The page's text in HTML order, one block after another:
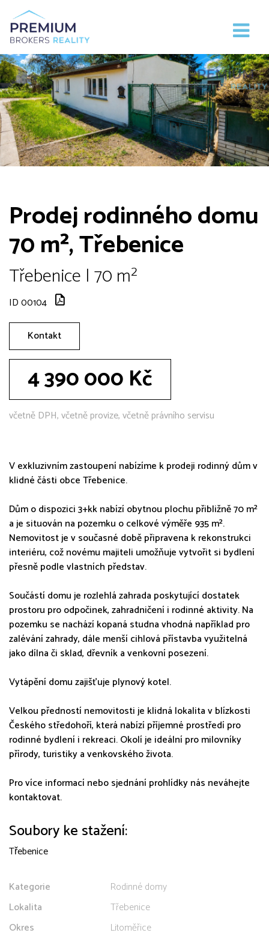
Prodej rodinného domu
70 m², Třebenice
Třebenice | 70 m²
ID 00104
Kontakt
4 390 000 Kč
včetně DPH, včetně provize, včetně právního servisu
V exkluzivním zastoupení nabízíme k prodeji rodinný dům v
klidné části obce Třebenice.
Dům o dispozici 3+kk nabízí obytnou plochu přibližně 70 m²
a je situován na pozemku o celkové výměře 935 m².
Nemovitost je v současné době připravena k rekonstrukci
interiéru, což novému majiteli umožňuje vytvořit si bydlení
přesně podle vlastních představ.
Součástí domu je rozlehlá zahrada poskytující dostatek
prostoru pro odpočinek, zahradničení i rodinné aktivity. Na
pozemku se nachází kopaná studna vhodná například pro
zalévání zahrady, dále menší cihlová přístavba využitelná
jako dílna či sklad, dřevník a venkovní posezení.
Vytápění domu zajišťuje plynový kotel.
Velkou předností nemovitosti je klidná lokalita v blízkosti
Českého středohoří, která nabízí příjemné prostředí pro
rodinné bydlení i rekreaci. Okolí je ideální pro milovníky
přírody, turistiky a venkovského života.
Pro více informací nebo sjednání prohlídky nás neváhejte
kontaktovat.
Soubory ke stažení:
Třebenice
Kategorie
Rodinné domy
Lokalita
Třebenice
Okres
Litoměřice